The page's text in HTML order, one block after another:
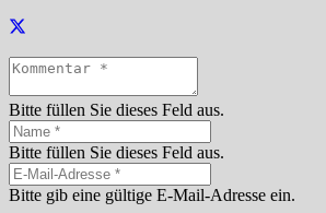
Bitte füllen Sie dieses Feld aus.
Bitte füllen Sie dieses Feld aus.
Bitte gib eine gültige E-Mail-Adresse ein.